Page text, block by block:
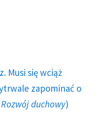
Musi się wciąż
zapominać o
Rozwój duchowy)